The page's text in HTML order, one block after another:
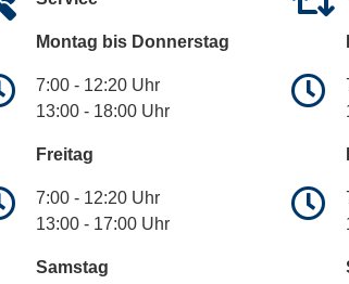
Montag bis Donnerstag
7:00 - 12:20 Uhr
13:00 - 18:00 Uhr
Freitag
7:00 - 12:20 Uhr
13:00 - 17:00 Uhr
Samstag